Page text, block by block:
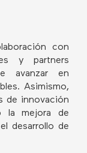
con
y partners
avanzar en
Asimismo,
de innovación
la mejora de
desarrollo de